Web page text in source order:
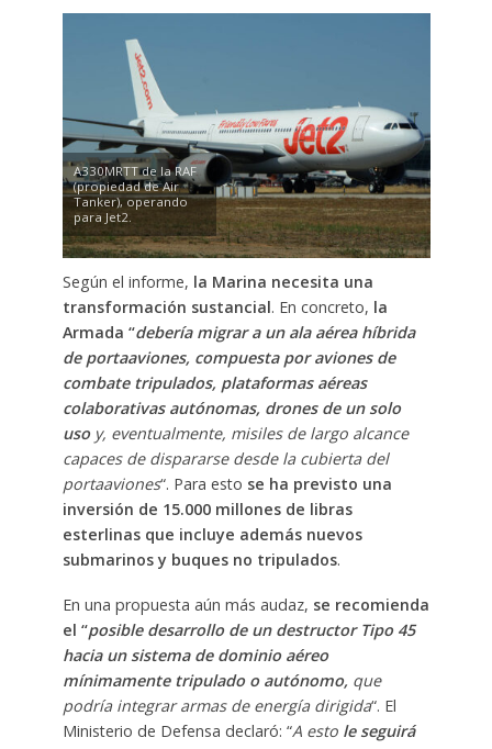
A330MRTT de la RAF
(propiedad de Air
Tanker), operando
para Jet2.
Según el informe, la Marina necesita una
transformación sustancial. En concreto, la
Armada “debería migrar a un ala aérea híbrida
de portaaviones, compuesta por aviones de
combate tripulados, plataformas aéreas
colaborativas autónomas, drones de un solo
usoy, eventualmente, misiles de largo alcance
capaces de dispararse desde la cubierta del
portaaviones“. Para esto se ha previsto una
inversión de 15.000 millones de libras
esterlinas que incluye además nuevos
submarinos y buques no tripulados.
En una propuesta aún más audaz, se recomienda
el “posible desarrollo de un destructor Tipo 45
hacia un sistema de dominio aéreo
mínimamente tripulado o autónomo,que
podría integrar armas de energía dirigida“. El
Ministerio de Defensa declaró: “A esto le seguirá